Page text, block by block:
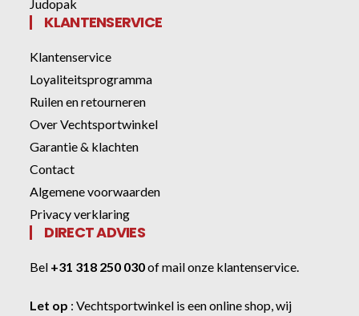
Judopak
KLANTENSERVICE
Klantenservice
Loyaliteitsprogramma
Ruilen en retourneren
Over Vechtsportwinkel
Garantie & klachten
Contact
Algemene voorwaarden
Privacy verklaring
DIRECT ADVIES
Bel +31 318 250 030ofmail onze klantenservice.
Let op :Vechtsportwinkel is een online shop, wij